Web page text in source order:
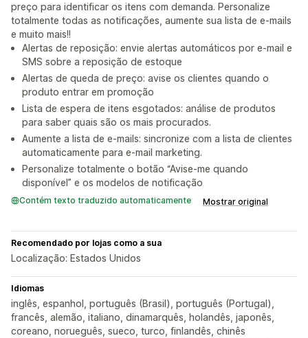
preço para identificar os itens com demanda. Personalize
totalmente todas as notificações, aumente sua lista de e-mails
e muito mais!!
Alertas de reposição: envie alertas automáticos por e-mail e
SMS sobre a reposição de estoque
Alertas de queda de preço: avise os clientes quando o
produto entrar em promoção
Lista de espera de itens esgotados: análise de produtos
para saber quais são os mais procurados.
Aumente a lista de e-mails: sincronize com a lista de clientes
automaticamente para e-mail marketing.
Personalize totalmente o botão “Avise-me quando
disponível” e os modelos de notificação
Contém texto traduzido automaticamente Mostrar original
Recomendado por lojas como a sua
Localização: Estados Unidos
Idiomas
inglês, espanhol, português (Brasil), português (Portugal),
francês, alemão, italiano, dinamarquês, holandês, japonês,
coreano, norueguês, sueco, turco, finlandês, chinês